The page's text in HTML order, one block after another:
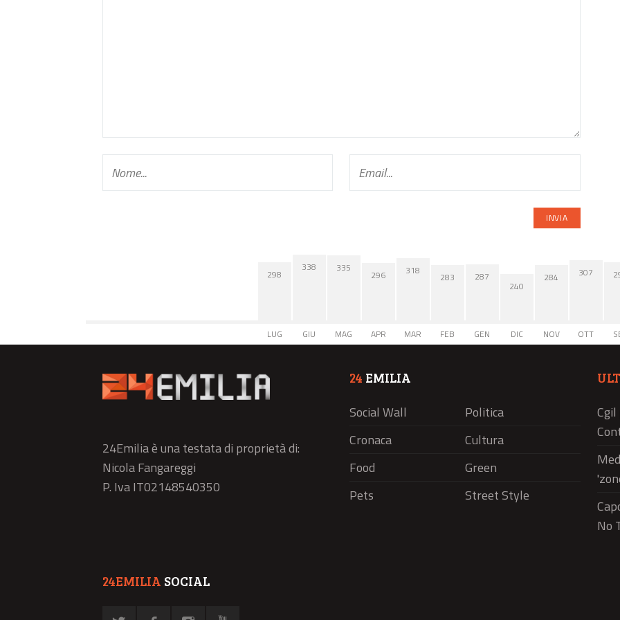
298
LUG
338
GIU
335
MAG
296
APR
318
MAR
283
FEB
287
GEN
240
DIC
284
NOV
307
OTT
24Emilia è una testata di proprietà di:
Nicola Fangareggi
P. Iva IT02148540350
24 EMILIA
Social Wall
Politica
Cronaca
Cultura
Food
Green
Pets
Street Style
No
24EMILIA SOCIAL